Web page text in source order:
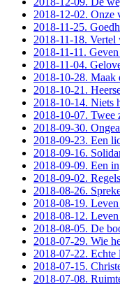
2018-12-02. Onze
2018-11-25.
2018-11-18. Vertel
2018-11-11.
2018-11-04.
2018-10-28. Maak
2018-10-21.
2018-10-14. Niets
2018-10-07. Twee
2018-09-30.
2018-09-23. Een
2018-09-16.
2018-09-09. Een
2018-09-02.
2018-08-26.
2018-08-19.
2018-08-12.
2018-08-05. De
2018-07-29. Wie
2018-07-22. Echte
2018-07-15.
2018-07-08.